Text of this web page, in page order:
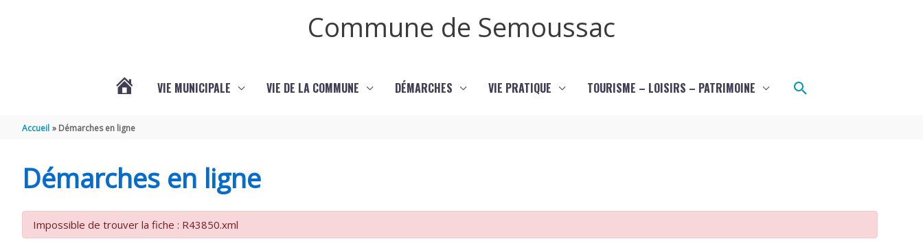
Commune de Semoussac
SEMOUSSAC
VIE MUNICIPALE VIE DE LA COMMUNE DÉMARCHES VIE PRATIQUE TOURISME – LOISIRS – PATRIMOINE Rechercher
Accueil Démarches en ligne
Démarches en ligne
Impossible de trouver la fiche : R43850.xml